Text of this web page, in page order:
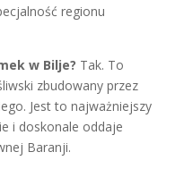
regionu
w Bilje? Tak. To
zbudowany przez
Jest to najważniejszy
i doskonale oddaje
Baranji.